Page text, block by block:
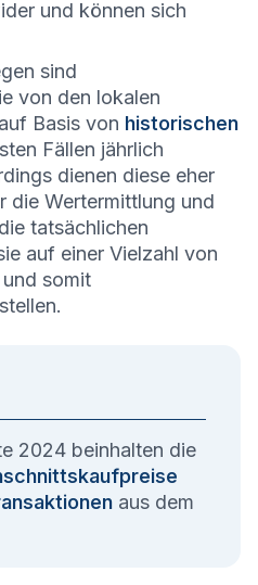
und können sich
sind
von den lokalen
Basis von historischen
Fällen jährlich
dienen diese eher
die Wertermittlung und
tatsächlichen
auf einer Vielzahl von
somit
2024 beinhalten die
aus dem